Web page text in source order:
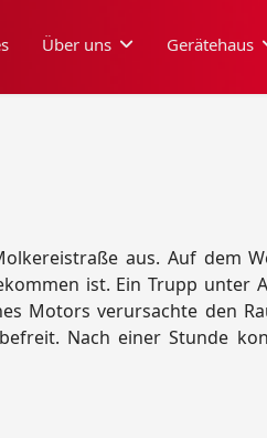
Über uns Gerätehaus
aus. Auf dem
ist. Ein Trupp unter
Motors verursachte den
Nach einer Stunde